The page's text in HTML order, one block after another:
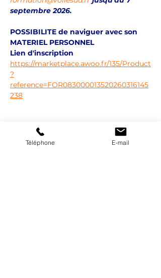
septembre 2026.
POSSIBILITE de naviguer avec son
MATERIEL PERSONNEL
Lien d'inscription
https://marketplace.awoo.fr/135/Product
?
reference=FOR083000013520260316145
238
Partager cet événement
Téléphone E-mail